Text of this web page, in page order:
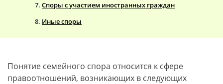
Споры с участием иностранных граждан
Иные споры
Понятие семейного спора относится к сфере
правоотношений, возникающих в следующих